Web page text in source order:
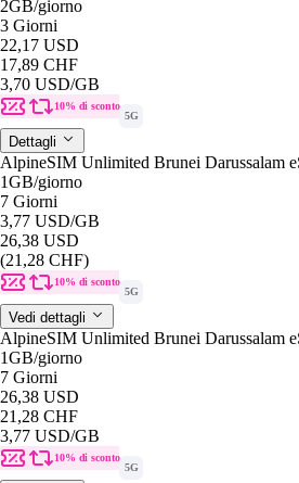
2GB/giorno
3 Giorni
22,17 USD
17,89 CHF
3,70 USD/GB
10% di sconto
5G
Dettagli
AlpineSIM Unlimited Brunei Darussalam
1GB/giorno
7 Giorni
3,77 USD/GB
26,38 USD
(21,28 CHF)
10% di sconto
5G
Vedi dettagli
AlpineSIM Unlimited Brunei Darussalam
1GB/giorno
7 Giorni
26,38 USD
21,28 CHF
3,77 USD/GB
10% di sconto
5G